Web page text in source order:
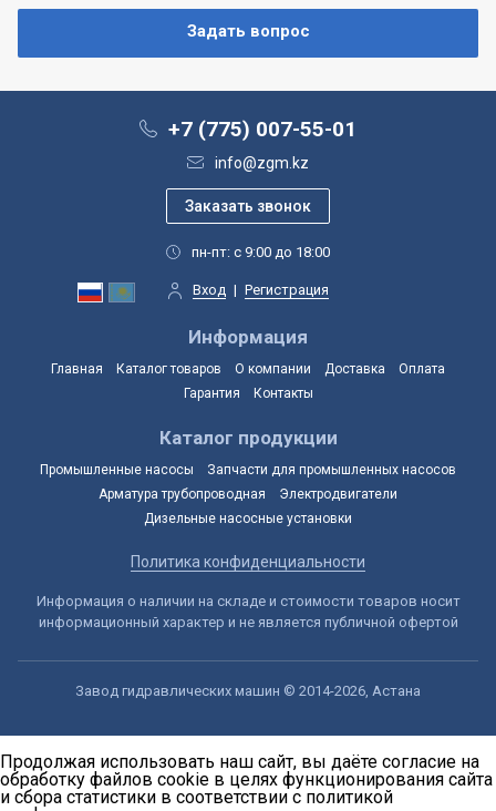
+7 (775) 007-55-01
info@zgm.kz
пн-пт: с 9:00 до 18:00
Вход | Регистрация
Информация
Главная Каталог товаров О компании Доставка
Оплата
Гарантия
Контакты
Каталог продукции
Промышленные насосы
Запчасти для промышленных насосов
Арматура трубопроводная
Электродвигатели
Дизельные насосные установки
Политика конфиденциальности
Информация о наличии на складе и стоимости товаров носит
информационный характер и не является публичной офертой
Завод гидравлических машин © 2014-2026, Астана
Продолжая использовать наш сайт, вы даёте согласие на
обработку файлов cookie в целях функционирования сайта
и сбора статистики в соответствии с политикой